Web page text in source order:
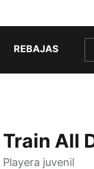
REBAJAS
Train All
Playera juvenil